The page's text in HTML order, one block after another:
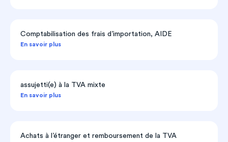
Comptabilisation des frais d’importation, AIDE
En savoir plus
assujetti(e) à la TVA mixte
En savoir plus
Achats à l’étranger et remboursement de la TVA